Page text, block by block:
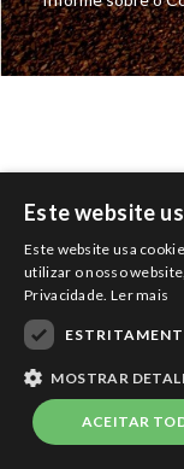
COPYRIGHT 2026 -
DIREITOS
Condições de Uso
Privacidade
Este website
Este website usa
utilizar o nosso
Privacidade. Ler mais
MOSTRAR
ACEITAR